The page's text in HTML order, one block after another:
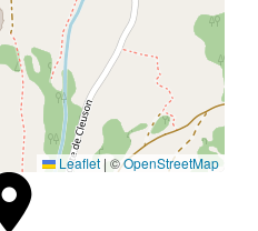
Leaflet | ©OpenStreetMap